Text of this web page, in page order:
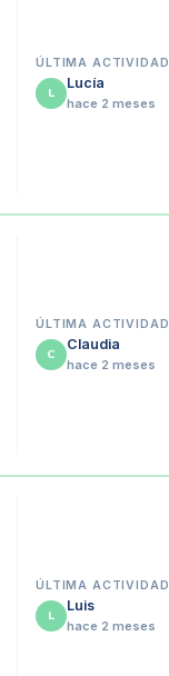
ÚLTIMA ACTIVIDAD
L
Lucía
hace 2 meses
ÚLTIMA ACTIVIDAD
C
Claudia
hace 2 meses
ÚLTIMA ACTIVIDAD
L
Luis
hace 2 meses